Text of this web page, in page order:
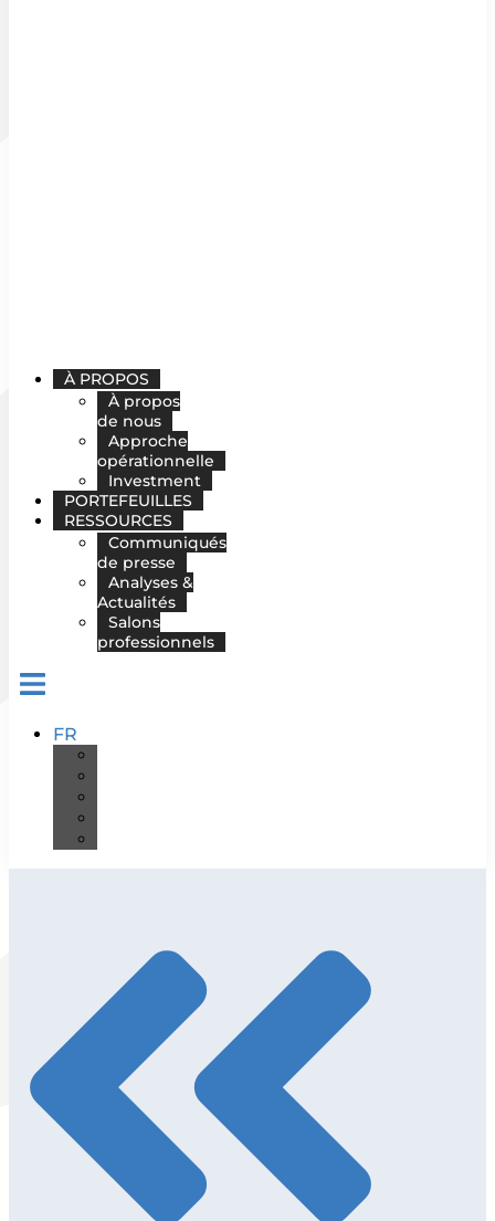
À PROPOS
À propos
de nous
Approche
opérationnelle
Investment
PORTEFEUILLES
RESSOURCES
Communiqués
de presse
Analyses &
Actualités
Salons
professionnels
FR